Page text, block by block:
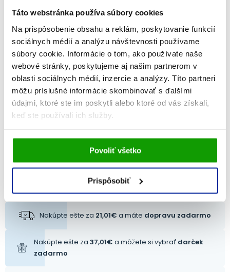
Táto webstránka používa súbory cookies
Na prispôsobenie obsahu a reklám, poskytovanie funkcií
sociálnych médií a analýzu návštevnosti používame
súbory cookie. Informácie o tom, ako používate naše
webové stránky, poskytujeme aj našim partnerom v
oblasti sociálnych médií, inzercie a analýzy. Títo partneri
môžu príslušné informácie skombinovať s ďalšími
údajmi, ktoré ste im poskytli alebo ktoré od vás získali,
keď ste používali ich služby.
Vami udelený súhlas bude uchovávaný po dobu jedného
roka. Zmenu nastavení Vami odsúhlasených cookies
môžete upraviť v časti stránkyInformácie o cookies.
Povoliť všetko
Prispôsobiť
krku, 30 ml
Cemio
6,40€
3,84€ Na sklade
PRIDAŤ DO KOŠÍKA
Chcem použiť zľavový kód
POUŽIŤ KÓD
Nakúpte ešte za 21,01€ a máte dopravu zadarmo
Nakúpte ešte za37,01€ a môžete si vybrať darček
zadarmo